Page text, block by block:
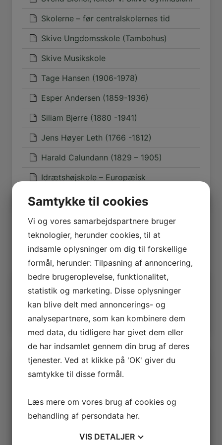
Skolerne – før centralskolernes tid
Skive Ungdomsskole (Tambohus)
Skive Musikskole
Tage Hansen (1906-1978)
Esper Andersen (1859-1936)
Siliam Bjerre (1880 -1941)
Jens Høyer Leth (1766 -1812)
Harald Calundann (1829 – 1905)
Idrætshøjskole – Europæisk
Posts
navigation
1 2
Mere
Udskriftsvenlig udgave
Hvad henviser hertil
Seneste artikler
Estvadgaard plantage
Hotel Jylland – Jægerkroen (fra 1866)
27. juli 2026
Samtykke til cookies
Vi og vores samarbejdspartnere bruger
teknologier, herunder cookies, til at
indsamle oplysninger om dig til forskellige
formål, herunder: Tilpasning af annoncering,
bedre brugeroplevelse, funktionalitet,
statistik og marketing. Disse oplysninger
kan blive delt med annoncerings- og
analysepartnere, som kan kombinere dem
med data, du tidligere har givet dem eller
de har indsamlet gennem din brug af deres
tjenester. Ved at klikke på 'OK' giver du
samtykke til disse formål.
Læs mere om vores brug af cookies og
behandling af persondata her.
VIS DETALJER